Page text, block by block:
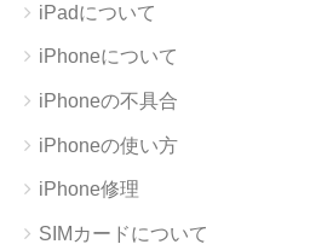
iPadについて
iPhoneについて
iPhoneの不具合
iPhoneの使い方
iPhone修理
SIMカードについて